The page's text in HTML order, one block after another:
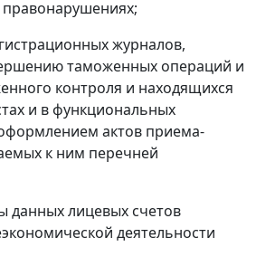
журналов,
таможенных операций и
контроля и находящихся
и в функциональных
актов приема-
к ним перечней
данных лицевых счетов
деятельности